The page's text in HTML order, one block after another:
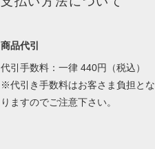
商品代引
代引手数料：一律 440円（税込）
※代引き手数料はお客さま負担とな
りますのでご注意下さい。